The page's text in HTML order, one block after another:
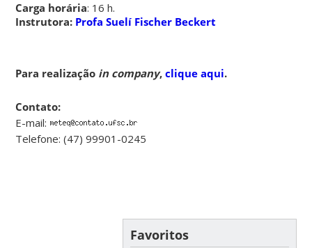
Carga horária: 16 h.
Instrutora: Profa Suelí Fischer Beckert
Para realização in company,clique aqui.
Contato:
E-mail:
Telefone: (47) 99901-0245
Favoritos